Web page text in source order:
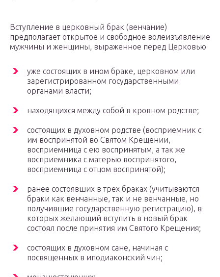
Вступление в церковный брак (венчание)
предполагает открытое и свободное волеизъявление
мужчины и женщины, выраженное перед Церковью
уже состоящих в ином браке, церковном или
зарегистрированном государственными
органами власти;
находящихся между собой в кровном родстве;
состоящих в духовном родстве (восприемник с
им воспринятой во Святом Крещении,
восприемница с ею воспринятым, а так же
восприемника с матерью воспринятого,
восприемница с отцом воспринятой);
ранее состоявших в трех браках (учитываются
браки как венчанные, так и не венчанные, но
получившие государственную регистрацию), в
которых желающий вступить в новый брак
состоял после принятия им Святого Крещения;
состоящих в духовном сане, начиная с
посвященных в иподиаконский чин;